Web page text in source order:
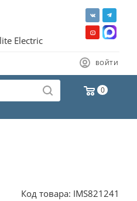
Electric
ВОЙТИ
0
Код товара: IMS821241